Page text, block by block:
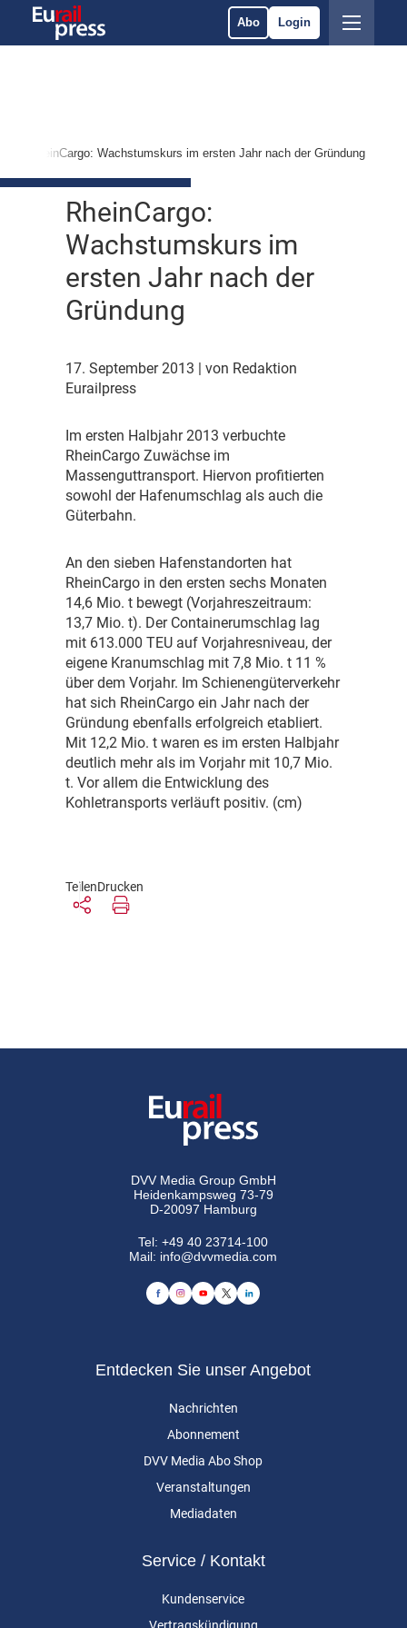
Abo Login
RheinCargo: Wachstumskurs im ersten Jahr nach der Gründung
RheinCargo:
Wachstumskurs im
ersten Jahr nach der
Gründung
17. September 2013
| von Redaktion
Eurailpress
m ersten Halbjahr 2013 verbuchte
RheinCargo Zuwächse im
Massenguttransport. Hiervon profitierten
sowohl der Hafenumschlag als auch die
Güterbahn.
An den sieben Hafenstandorten hat
RheinCargo in den ersten sechs Monaten
14,6 Mio. t bewegt (Vorjahreszeitraum:
13,7 Mio. t). Der Containerumschlag lag
mit 613.000 TEU auf Vorjahresniveau, der
eigene Kranumschlag mit 7,8 Mio. t 11 %
über dem Vorjahr. Im Schienengüterverkehr
hat sich RheinCargo ein Jahr nach der
Gründung ebenfalls erfolgreich etabliert.
Mit 12,2 Mio. t waren es im ersten Halbjahr
deutlich mehr als im Vorjahr mit 10,7 Mio.
t. Vor allem die Entwicklung des
Kohletransports verläuft positiv. (cm)
TeilenDrucken
DVV Media Group GmbH
Heidenkampsweg 73-79
D-20097 Hamburg
Tel:+49 40 23714-100
Mail: info@dvvmedia.com
Entdecken Sie unser Angebot
Nachrichten
Abonnement
DVV Media Abo Shop
Veranstaltungen
Mediadaten
Service / Kontakt
Kundenservice